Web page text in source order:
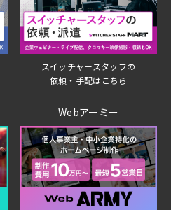
スイッチャースタッフの
依頼・手配はこちら
Webアーミー